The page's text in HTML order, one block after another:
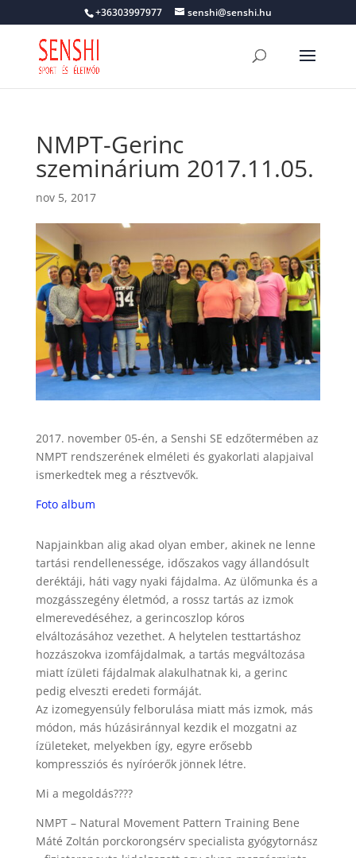
+36303997977 senshi@senshi.hu
NMPT-Gerinc
szeminárium 2017.11.05.
nov 5, 2017
2017. november 05-én, a Senshi SE edzőtermében az
NMPT rendszerének elméleti és gyakorlati alapjaival
ismerkedtek meg a résztvevők.
Foto album
Napjainkban alig akad olyan ember, akinek ne lenne
tartási rendellenessége, időszakos vagy állandósult
deréktáji, háti vagy nyaki fájdalma. Az ülőmunka és a
mozgásszegény életmód, a rossz tartás az izmok
elmerevedéséhez, a gerincoszlop kóros
elváltozásához vezethet. A helytelen testtartáshoz
hozzászokva izomfájdalmak, a tartás megváltozása
miatt ízületi fájdalmak alakulhatnak ki, a gerinc
pedig elveszti eredeti formáját.
Az izomegyensúly felborulása miatt más izmok, más
módon, más húzásiránnyal kezdik el mozgatni az
ízületeket, melyekben így, egyre erősebb
kompressziós és nyíróerők jönnek létre.
Mi a megoldás????
NMPT – Natural Movement Pattern Training Bene
Máté Zoltán porckorongsérv specialista gyógytornász